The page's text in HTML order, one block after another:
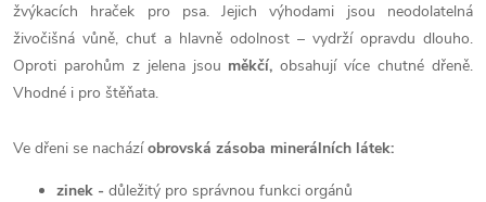
žvýkacích hraček pro psa. Jejich výhodami jsou neodolatelná
živočišná vůně, chuť a hlavně odolnost – vydrží opravdu dlouho.
Oproti parohům z jelena jsou měkčí, obsahují více chutné dřeně.
Vhodné i pro štěňata.
Ve dřeni se nacházíobrovská zásoba minerálních látek:
zinek - důležitý pro správnou funkci orgánů